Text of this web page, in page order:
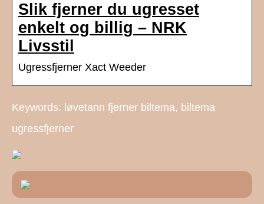
Slik fjerner du ugresset
enkelt og billig – NRK
Livsstil
Ugressfjerner Xact Weeder
Keywords: løvetann fjerner biltema, biltema
ugressfjerner